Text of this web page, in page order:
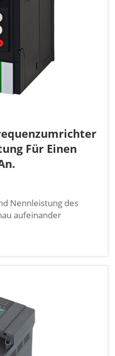
Für Einen
Nennleistung des
aufeinander
präzise
mit der
verhindert
aus...